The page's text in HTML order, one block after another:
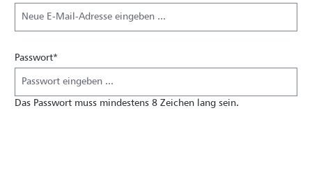
Passwort*
Das Passwort muss mindestens 8 Zeichen lang sein.